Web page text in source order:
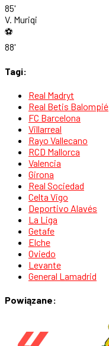
85'
V. Muriqi
⚽
88'
Tagi:
Real Madryt
Real Betis Balompié
FC Barcelona
Villarreal
Rayo Vallecano
RCD Mallorca
Valencia
Girona
Real Sociedad
Celta Vigo
Deportivo Alavés
La Liga
Getafe
Elche
Oviedo
Levante
General Lamadrid
Powiązane: